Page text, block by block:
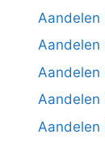
Aandelen
Aandelen
Aandelen
Aandelen
Aandelen